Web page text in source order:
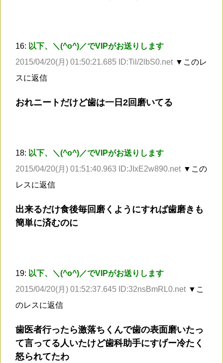
16: 以下、＼(^o^)／でVIPがお送りします
2015/04/20(月) 01:50:21.685 ID:Til/2lbS0.net ▼このレ
スに返信
おれニートだけど歯は一日2回磨いてる
18: 以下、＼(^o^)／でVIPがお送りします
2015/04/20(月) 01:51:40.963 ID:JIxE2w890.net ▼この
レスに返信
出来るだけ食後毎回磨くようにすれば歯磨きも
簡単に済むのに
19: 以下、＼(^o^)／でVIPがお送りします
2015/04/20(月) 01:52:37.645 ID:32nsBmRL0.net ▼こ
のレスに返信
歯医者行ったら激落ちくんで歯の表面磨いたっ
て言ってる人いたけど歯科助手にすげー冷たく
怒られてたわ